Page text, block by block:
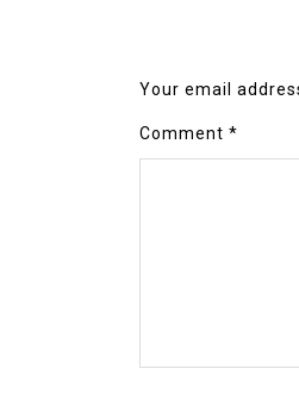
Your email
Comment *